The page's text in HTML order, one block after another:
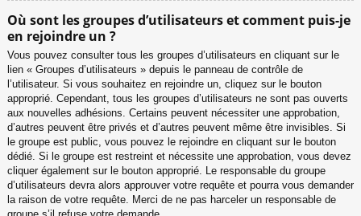
Où sont les groupes d’utilisateurs et comment puis-je
en rejoindre un ?
Vous pouvez consulter tous les groupes d’utilisateurs en cliquant sur le
lien « Groupes d’utilisateurs » depuis le panneau de contrôle de
l’utilisateur. Si vous souhaitez en rejoindre un, cliquez sur le bouton
approprié. Cependant, tous les groupes d’utilisateurs ne sont pas ouverts
aux nouvelles adhésions. Certains peuvent nécessiter une approbation,
d’autres peuvent être privés et d’autres peuvent même être invisibles. Si
le groupe est public, vous pouvez le rejoindre en cliquant sur le bouton
dédié. Si le groupe est restreint et nécessite une approbation, vous devez
cliquer également sur le bouton approprié. Le responsable du groupe
d’utilisateurs devra alors approuver votre requête et pourra vous demander
la raison de votre requête. Merci de ne pas harceler un responsable de